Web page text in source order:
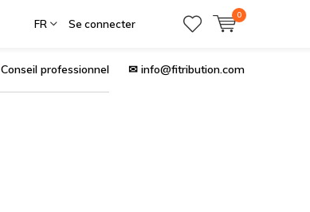
FR Se connecter
0
Conseil professionnel ✉ info@fitribution.com